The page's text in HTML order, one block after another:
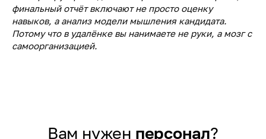
финальный отчёт включают не просто оценку
навыков, а анализ модели мышления кандидата.
Потому что в удалёнке вы нанимаете не руки, а мозг с
самоорганизацией.
Вам нужен персонал?